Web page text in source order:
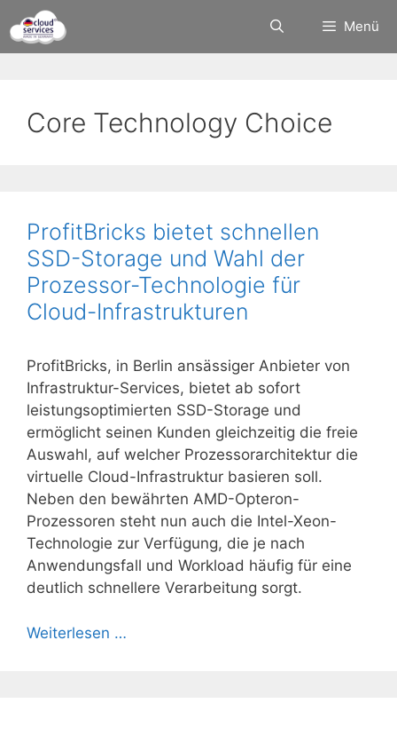
Inhalt
springen
Menü
Core Technology Choice
ProfitBricks bietet schnellen
SSD-Storage und Wahl der
Prozessor-Technologie für
Cloud-Infrastrukturen
ProfitBricks, in Berlin ansässiger Anbieter von
Infrastruktur-Services, bietet ab sofort
leistungsoptimierten SSD-Storage und
ermöglicht seinen Kunden gleichzeitig die freie
Auswahl, auf welcher Prozessorarchitektur die
virtuelle Cloud-Infrastruktur basieren soll.
Neben den bewährten AMD-Opteron-
Prozessoren steht nun auch die Intel-Xeon-
Technologie zur Verfügung, die je nach
Anwendungsfall und Workload häufig für eine
deutlich schnellere Verarbeitung sorgt.
Weiterlesen …